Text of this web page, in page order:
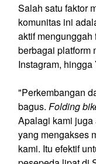
Salah satu faktor
komunitas ini
aktif mengunggah
berbagai platform
Instagram, hingga
"Perkembangan
bagus. Folding
Apalagi kami
yang mengakses
kami. Itu efektif